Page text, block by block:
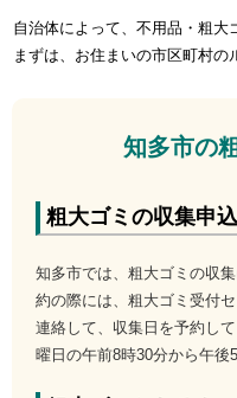
自治体によって、不用品・粗大
まずは、お住まいの市区町村の
知多市の
粗大ゴミの収集申
知多市では、粗大ゴミの収
約の際には、粗大ゴミ受付
連絡して、収集日を予約し
曜日の午前8時30分から午後